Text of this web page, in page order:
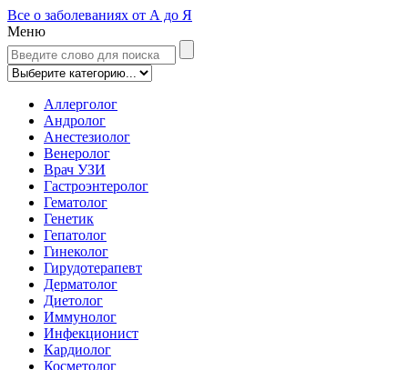
Все о заболеваниях от А до Я
Меню
Аллерголог
Андролог
Анестезиолог
Венеролог
Врач УЗИ
Гастроэнтеролог
Гематолог
Генетик
Гепатолог
Гинеколог
Гирудотерапевт
Дерматолог
Диетолог
Иммунолог
Инфекционист
Кардиолог
Косметолог